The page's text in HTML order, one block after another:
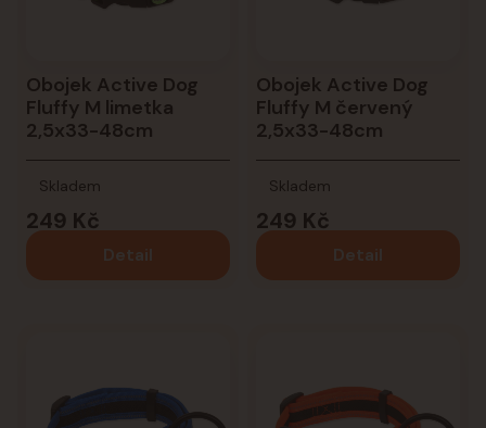
Obojek Active Dog
Fluffy M limetka
2,5x33-48cm
249 Kč
Skladem
Detail
Obojek Active Dog
Fluffy M červený
2,5x33-48cm
249 Kč
Skladem
Detail